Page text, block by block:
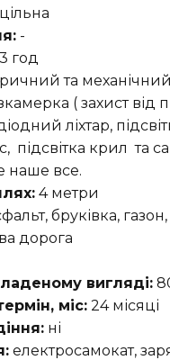
цільна
-
3 год
та механічний
( захист від
ліхтар,
підсвітка крил та
наше все.
4 метри
бруківка,
дорога
вигляді:
міс: 24 місяці
ні
електросамокат,